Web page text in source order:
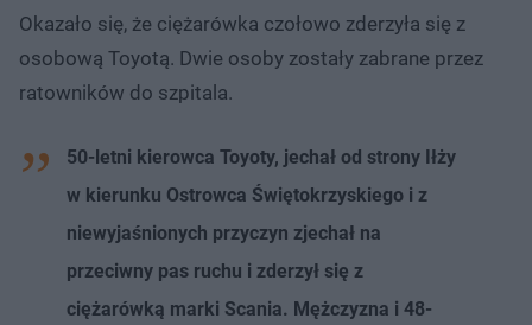
Okazało się, że ciężarówka czołowo zderzyła się z
osobową Toyotą. Dwie osoby zostały zabrane przez
ratowników do szpitala.
50-letni kierowca Toyoty, jechał od strony Iłży
w kierunku Ostrowca Świętokrzyskiego i z
niewyjaśnionych przyczyn zjechał na
przeciwny pas ruchu i zderzył się z
ciężarówką marki Scania. Mężczyzna i 48-